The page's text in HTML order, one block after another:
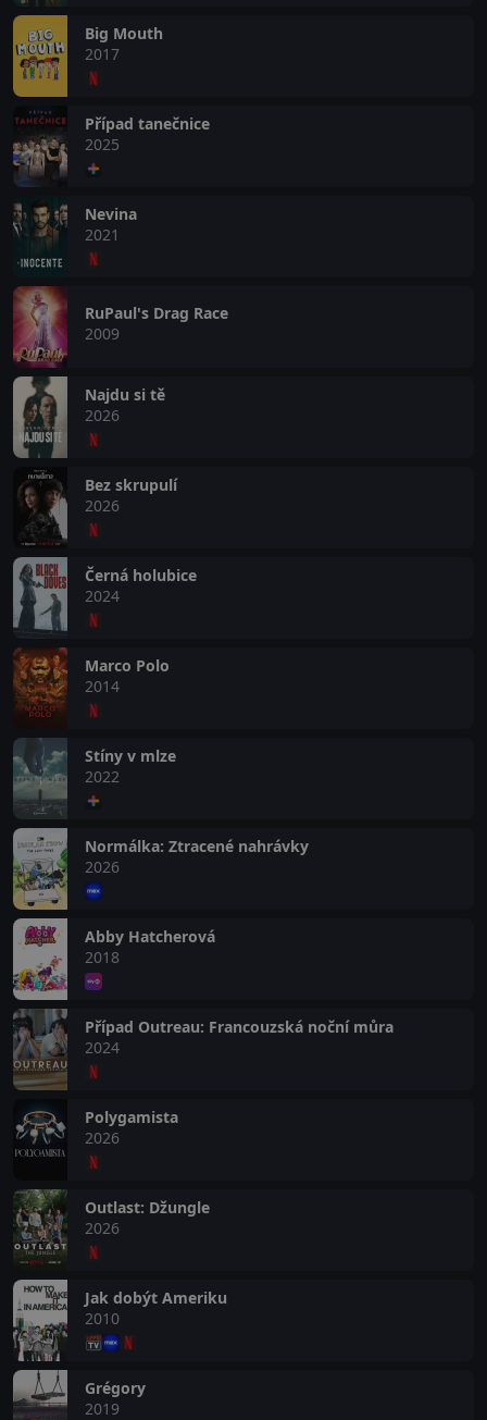
Big Mouth
2017
Případ tanečnice
2025
Nevina
2021
RuPaul's Drag Race
2009
Najdu si tě
2026
Bez skrupulí
2026
Černá holubice
2024
Marco Polo
2014
Stíny v mlze
2022
Normálka: Ztracené nahrávky
2026
Abby Hatcherová
2018
Případ Outreau: Francouzská noční můra
2024
Polygamista
2026
Outlast: Džungle
2026
Jak dobýt Ameriku
2010
Grégory
2019